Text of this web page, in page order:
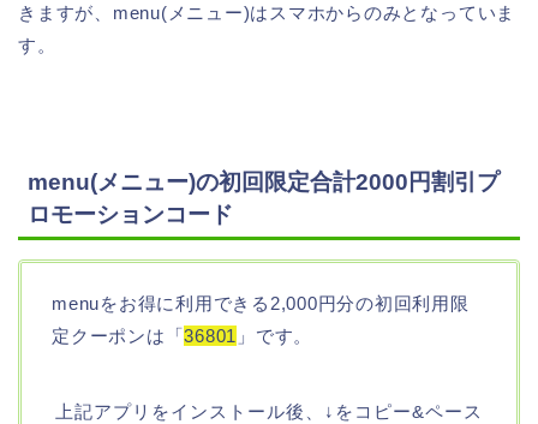
きますが、menu(メニュー)はスマホからのみとなっていま
す。
menu(メニュー)の初回限定合計2000円割引プ
ロモーションコード
menuをお得に利用できる2,000円分の初回利用限
定クーポンは「36801 」です。
上記アプリをインストール後、↓をコピー&ペース